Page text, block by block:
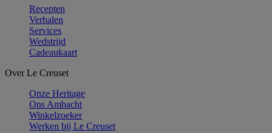
Recepten
Verhalen
Services
Wedstrijd
Cadeaukaart
Over Le Creuset
Onze Heritage
Ons Ambacht
Winkelzoeker
Werken bij Le Creuset